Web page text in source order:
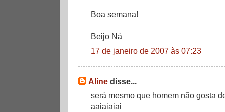
Boa semana!
Beijo Ná
17 de janeiro de 2007 às 07:23
Aline disse...
será mesmo que homem não gosta
aaiaiaiai